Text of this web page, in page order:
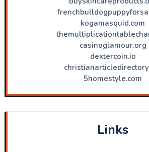
kogamasquid.com
casinoglamour.org
dextercoin.io
5homestyle.com
Links